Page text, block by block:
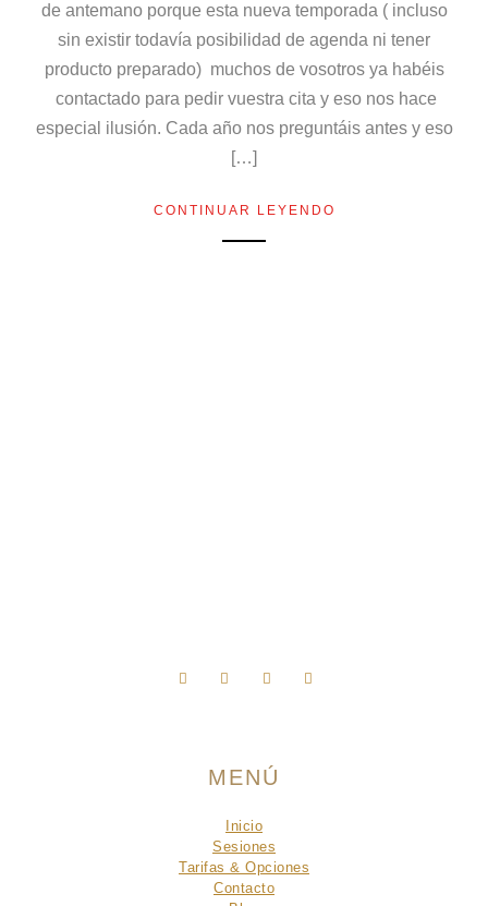
de antemano porque esta nueva temporada ( incluso
sin existir todavía posibilidad de agenda ni tener
producto preparado) muchos de vosotros ya habéis
contactado para pedir vuestra cita y eso nos hace
especial ilusión. Cada año nos preguntáis antes y eso
[…]
CONTINUAR LEYENDO
MENÚ
Inicio
Sesiones
Tarifas & Opciones
Contacto